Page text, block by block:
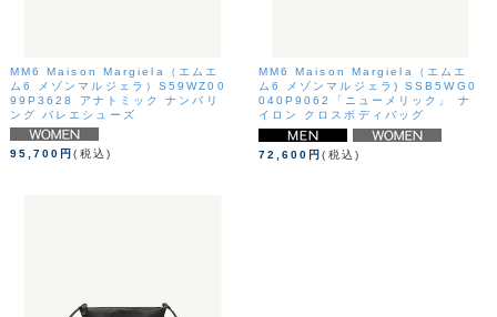
MM6 Maison Margiela（エムエ
ム6 メゾンマルジェラ）S59WZ00
99P3628 アナトミック ナンバリ
ング バレエシューズ
95,700円(税込)
MM6 Maison Margiela（エムエ
ム6 メゾンマルジェラ) SSB5WG0
040P9062「ニューメリック」 ナ
イロン クロスボディバッグ
72,600円(税込)